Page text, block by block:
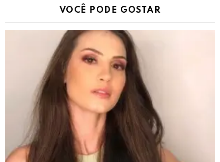
VOCÊ PODE GOSTAR